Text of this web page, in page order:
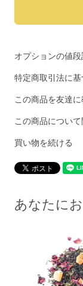
オプションの値段
特定商取引法に基
この商品を友達に
この商品につい
買い物を続ける
あなたに